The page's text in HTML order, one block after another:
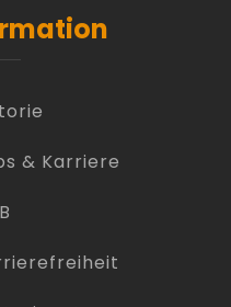
& Karriere